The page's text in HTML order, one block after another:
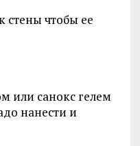
стены чтобы ее
или санокс гелем
нанести и